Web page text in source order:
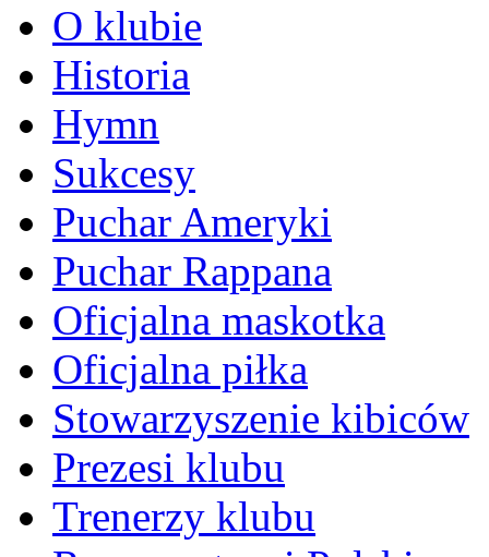
O klubie
Historia
Hymn
Sukcesy
Puchar Ameryki
Puchar Rappana
Oficjalna maskotka
Oficjalna piłka
Stowarzyszenie kibiców
Prezesi klubu
Trenerzy klubu